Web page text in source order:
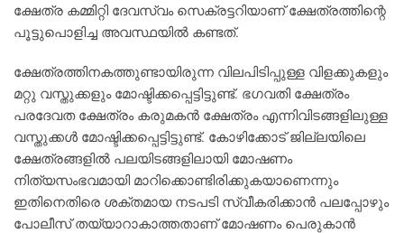
ക്ഷേത്ര കമ്മിറ്റി ദേവസ്വം സെക്രട്ടറിയാണ് ക്ഷേത്രത്തിന്റെ
പൂട്ടുപൊളിച്ച അവസ്ഥയില്‍ കണ്ടത്.
ക്ഷേത്രത്തിനകത്തുണ്ടായിരുന്ന വിലപിടിപ്പുള്ള വിളക്കുകളും
മറ്റു വസ്തുക്കളും മോഷ്ടിക്കപ്പെട്ടിട്ടുണ്ട്. ഭഗവതി ക്ഷേത്രം
പരദേവത ക്ഷേത്രം കരുമകന്‍ ക്ഷേത്രം എന്നിവിടങ്ങളിലുള്ള
വസ്തുക്കള്‍ മോഷ്ടിക്കപ്പെട്ടിട്ടുണ്ട്. കോഴിക്കോട് ജില്ലയിലെ
ക്ഷേത്രങ്ങളില്‍ പലയിടങ്ങളിലായി മോഷണം
നിത്യസംഭവമായി മാറിക്കൊണ്ടിരിക്കുകയാണെന്നും
ഇതിനെതിരെ ശക്തമായ നടപടി സ്വീകരിക്കാന്‍ പലപ്പോഴും
പോലീസ് തയ്യാറാകാത്തതാണ് മോഷണം പെരുകാന്‍